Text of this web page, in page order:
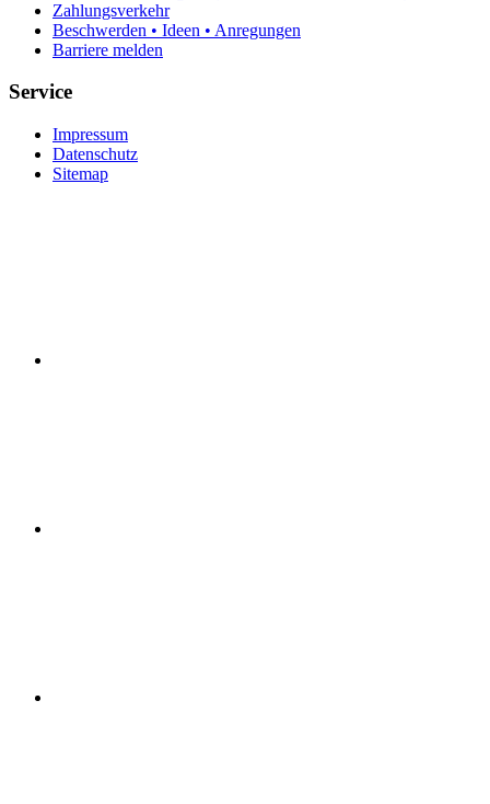
Zahlungsverkehr
Beschwerden • Ideen • Anregungen
Barriere melden
Service
Impressum
Datenschutz
Sitemap